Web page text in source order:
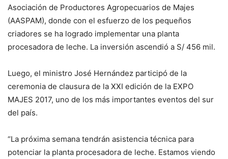
Asociación de Productores Agropecuarios de Majes
(AASPAM), donde con el esfuerzo de los pequeños
criadores se ha logrado implementar una planta
procesadora de leche. La inversión ascendió a S/ 456 mil.
Luego, el ministro José Hernández participó de la
ceremonia de clausura de la XXI edición de la EXPO
MAJES 2017, uno de los más importantes eventos del sur
del país.
“La próxima semana tendrán asistencia técnica para
potenciar la planta procesadora de leche. Estamos viendo